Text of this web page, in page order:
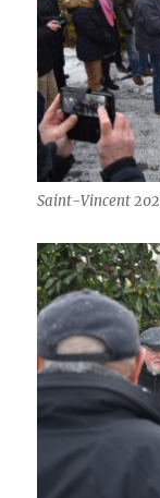
Saint-Vincent